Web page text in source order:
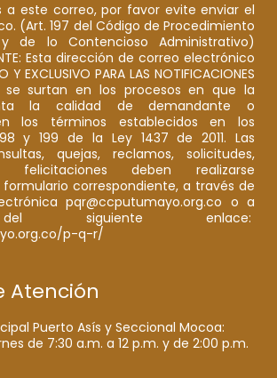
a este correo, por favor evite enviar el
(Art. 197 del Código de Procedimiento
de lo Contencioso Administrativo)
Esta dirección de correo electrónico
Y EXCLUSIVO PARA LAS NOTIFICACIONES
se surtan en los procesos en que la
la calidad de demandante o
los términos establecidos en los
y 199 de la Ley 1437 de 2011. Las
quejas, reclamos, solicitudes,
felicitaciones deben realizarse
correspondiente, a través de
pqr@ccputumayo.org.co o a
siguiente enlace:
p-q-r/
Atención
Puerto Asís y Seccional Mocoa:
de 7:30 a.m. a 12 p.m. y de 2:00 p.m.